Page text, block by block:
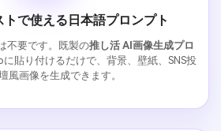
で使える日本語プロンプト
不要です。既製の推し活 AI画像生成プロ
貼り付けるだけで、背景、壁紙、SNS投
風画像を生成できます。